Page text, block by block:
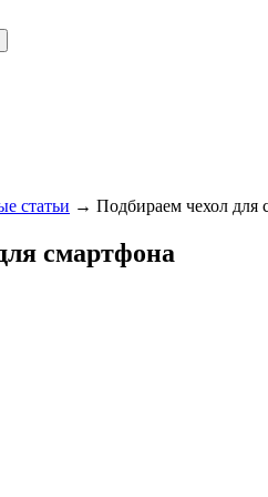
статьи → Подбираем чехол для
смартфона